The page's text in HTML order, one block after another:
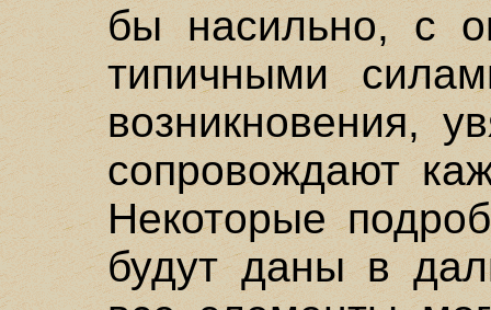
бы насильно, с
типичными
возникновения,
сопровождают
Некоторые
будут даны в